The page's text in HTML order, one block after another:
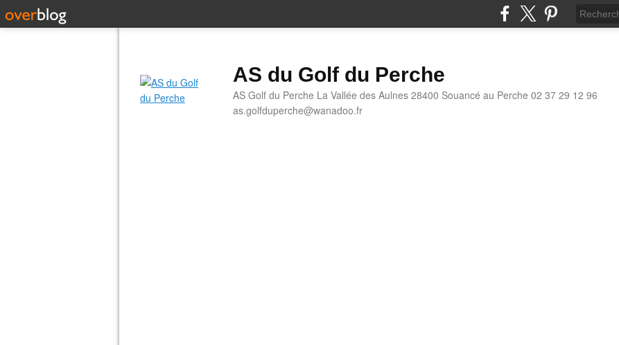
AS du Golf du Perche
AS Golf du Perche La Vallée des Aulnes 28400 Souancé au Perche 02 37 29 12 96
as.golfduperche@wanadoo.fr